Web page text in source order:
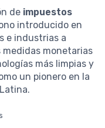
de impuestos
introducido en
e industrias a
monetarias
más limpias y
un pionero en la